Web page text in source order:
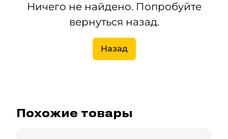
Ничего не найдено. Попробуйте
вернуться назад.
Назад
Похожие товары